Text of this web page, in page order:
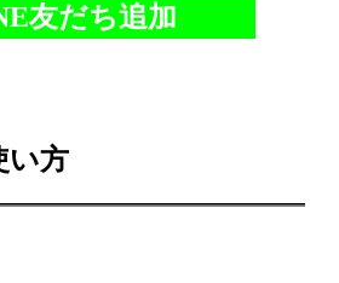
友だち追加
い方